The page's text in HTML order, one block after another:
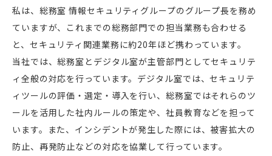
私は、総務室 情報セキュリティグループのグループ長を務め
ていますが、これまでの総務部門での担当業務も合わせる
と、セキュリティ関連業務に約20年ほど携わっています。
当社では、総務室とデジタル室が主管部門としてセキュリテ
ィ全般の対応を行っています。デジタル室では、セキュリテ
ィツールの評価・選定・導入を行い、総務室ではそれらのツ
ールを活用した社内ルールの策定や、社員教育などを担って
います。また、インシデントが発生した際には、被害拡大の
防止、再発防止などの対応を協業して行っています。